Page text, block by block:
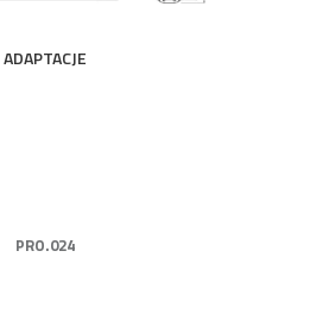
ADAPTACJE
PRO.024